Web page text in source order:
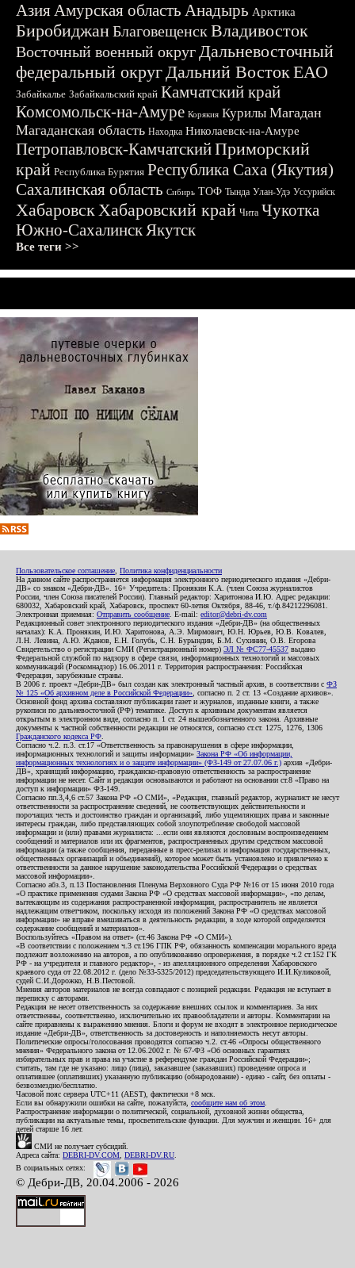
АзияАмурская область Анадырь Арктика
БиробиджанБлаговещенскВладивосток
Восточный военный округДальневосточный
федеральный округДальний ВостокЕАО
Забайкалье Забайкальский край Камчатский край
Комсомольск-на-Амуре Корякия Курилы Магадан
Магаданская область Находка Николаевск-на-Амуре
Петропавловск-КамчатскийПриморский
край Республика Бурятия Республика Саха (Якутия)
Сахалинская область Сибирь ТОФ Тында Улан-Удэ Уссурийск
ХабаровскХабаровский край Чита Чукотка
Южно-СахалинскЯкутск
Все теги >>
Пользовательское соглашение Политика конфиденциальности
На данном сайте распространяется информация электронного периодического издания «Дебри-
ДВ» со знаком «Дебри-ДВ». 16+ Учредитель: Пронякин К.А. (член Союза журналистов
России, член Союза писателей России). Главный редактор: Харитонова И.Ю. Адрес редакции:
680032, Хабаровский край, Хабаровск, проспект 60-летия Октября, 88-46, т./ф.84212296081.
Электронная приемная: Отправить сообщение . E-mail: editor@debri-dv.com
Редакционный совет электронного периодического издания «Дебри-ДВ» (на общественных
началах): К.А. Пронякин, И.Ю. Харитонова, А.Э. Мирмович, Ю.Н. Юрьев, Ю.В. Ковалев,
Л.Н. Левина, А.Ю. Жданов, Е.Н. Голубь, С.Н. Бурындин, Б.М. Сухинин, О.В. Егорова
Свидетельство о регистрации СМИ (Регистрационный номер) ЭЛ № ФС77-45537 выдано
Федеральной службой по надзору в сфере связи, информационных технологий и массовых
коммуникаций (Роскомнадзор) 16.06.2011 г. Территория распространения: Российская
Федерация, зарубежные страны.
В 2006 г. проект «Дебри-ДВ» был создан как электронный частный архив, в соответствии с ФЗ
№ 125 «Об архивном деле в Российской Федерации» , согласно п. 2 ст. 13 «Создание архивов».
Основной фонд архива составляют публикации газет и журналов, изданные книги, а также
рукописи по дальневосточной (РФ) тематике. Доступ к архивным документам является
открытым в электронном виде, согласно п. 1 ст. 24 вышеобозначенного закона. Архивные
документы к частной собственности редакции не относятся, согласно ст.ст. 1275, 1276, 1306
Гражданского кодекса РФ
Согласно ч.2. п.3. ст.17 «Ответственность за правонарушения в сфере информации,
информационных технологий и защиты информации» Закона РФ «Об информации,
информационных технологиях и о защите информации» (ФЗ-149 от 27.07.06 г.) архив «Дебри-
ДВ», хранящий информацию, гражданско-правовую ответственность за распространение
информации не несет. Сайт и редакция основываются и работают на основании ст.8 «Право на
доступ к информации» ФЗ-149.
Согласно пп.3,4,6 ст.57 Закона РФ «О СМИ», «Редакция, главный редактор, журналист не несут
ответственности за распространение сведений, не соответствующих действительности и
порочащих честь и достоинство граждан и организаций, либо ущемляющих права и законные
интересы граждан, либо представляющих собой злоупотребление свободой массовой
информации и (или) правами журналиста: ...если они являются дословным воспроизведением
сообщений и материалов или их фрагментов, распространенных другим средством массовой
информации (а также сообщения, переданные в пресс-релизах и информация государственных,
общественных организаций и объединений), которое может быть установлено и привлечено к
ответственности за данное нарушение законодательства Российской Федерации о средствах
массовой информации».
Согласно абз.3, п.13 Постановления Пленума Верховного Суда РФ №16 от 15 июня 2010 года
«О практике применения судами Закона РФ «О средствах массовой информации», «по делам,
вытекающим из содержания распространенной информации, распространитель не является
надлежащим ответчиком, поскольку исходя из положений Закона РФ «О средствах массовой
информации» не вправе вмешиваться в деятельность редакции, в ходе которой определяется
содержание сообщений и материалов».
Воспользуйтесь «Правом на ответ» (ст.46 Закона РФ «О СМИ»).
«В соответствии с положением ч.3 ст.196 ГПК РФ, обязанность компенсации морального вреда
подлежит возложению на авторов, а по опубликованию опровержения, в порядке ч.2 ст.152 ГК
РФ - на учредителя и главного редактор», - из апелляционного определения Хабаровского
краевого суда от 22.08.2012 г. (дело №33-5325/2012) председательствующего И.И.Куликовой,
судей С.И.Дорожко, Н.В.Пестовой.
Мнения авторов материалов не всегда совпадают с позицией редакции. Редакция не вступает в
переписку с авторами.
Редакция не несет ответственность за содержание внешних ссылок и комментариев. За них
ответственны, соответственно, исключительно их правообладатели и авторы. Комментарии на
сайте приравнены к выражению мнения. Блоги и форум не входят в электронное периодическое
издание «Дебри-ДВ», ответственность за достоверность и наполняемость несут авторы.
Политические опросы/голосования проводятся согласно ч.2. ст.46 «Опросы общественного
мнения» Федерального закона от 12.06.2002 г. № 67-ФЗ «Об основных гарантиях
избирательных прав и права на участие в референдуме граждан Российской Федерации»;
считать, там где не указано: лицо (лица), заказавшее (заказавших) проведение опроса и
оплатившее (оплативших) указанную публикацию (обнародование) - едино - сайт, без оплаты -
безвозмездно/бесплатно.
Часовой пояс сервера UTC+11 (AEST), фактически +8 мск.
Если вы обнаружили ошибки на сайте, пожалуйста, сообщите нам об этом
Распространение информации о политической, социальной, духовной жизни общества,
публикации на актуальные темы, просветительские функции. Для мужчин и женщин. 16+ для
детей старше 16 лет.
СМИ не получает субсидий.
Адреса сайта: DEBRI-DV.COM DEBRI-DV.RU
В социальных сетях:
© Дебри-ДВ, 20.04.2006 - 2026